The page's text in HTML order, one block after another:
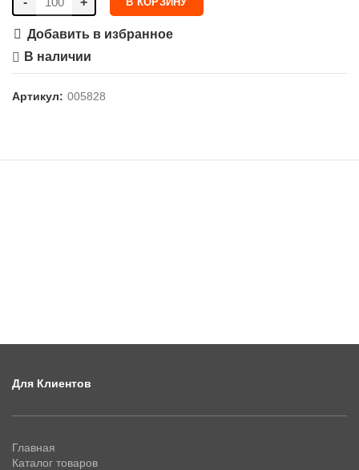
Добавить в избранное
В наличии
Артикул: 005828
Для Клиентов
Главная
Каталог товаров